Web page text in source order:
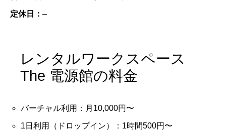
定休日： –
レンタルワークスペース
The 電源館の料金
バーチャル利用：月10,000円〜
1日利用（ドロップイン）：1時間500円〜